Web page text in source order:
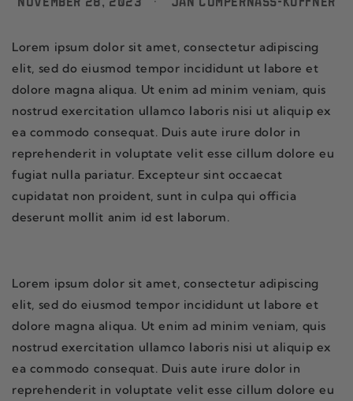
Lorem ipsum dolor sit amet, consectetur adipiscing
elit, sed do eiusmod tempor incididunt ut labore et
dolore magna aliqua. Ut enim ad minim veniam, quis
nostrud exercitation ullamco laboris nisi ut aliquip ex
ea commodo consequat. Duis aute irure dolor in
reprehenderit in voluptate velit esse cillum dolore eu
fugiat nulla pariatur. Excepteur sint occaecat
cupidatat non proident, sunt in culpa qui officia
deserunt mollit anim id est laborum.
Lorem ipsum dolor sit amet, consectetur adipiscing
elit, sed do eiusmod tempor incididunt ut labore et
dolore magna aliqua. Ut enim ad minim veniam, quis
nostrud exercitation ullamco laboris nisi ut aliquip ex
ea commodo consequat. Duis aute irure dolor in
reprehenderit in voluptate velit esse cillum dolore eu